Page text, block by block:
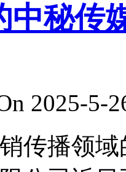
秘传
2025-5-
传播领